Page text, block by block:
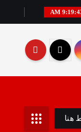
9:19:44
هنا